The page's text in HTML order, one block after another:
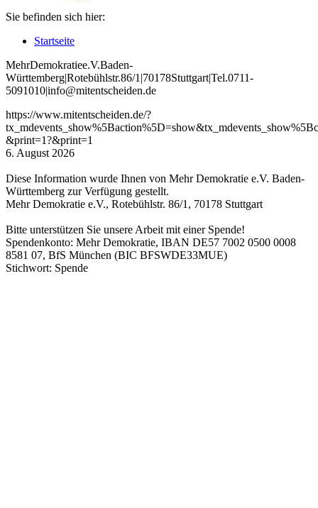
Sie befinden sich hier:
Startseite
MehrDemokratiee.V.Baden-
Württemberg|Rotebühlstr.86/1 |70178Stuttgart|Tel.0711-
5091010|info@mitentscheiden.de
https://www.mitentscheiden.de/?
&print=1?&print=1
6. August 2026
Diese Information wurde Ihnen von Mehr Demokratie e.V. Baden-
Württemberg zur Verfügung gestellt.
Mehr Demokratie e.V., Rotebühlstr. 86/1, 70178 Stuttgart
Bitte unterstützen Sie unsere Arbeit mit einer Spende!
Spendenkonto: Mehr Demokratie, IBAN DE57 7002 0500 0008
8581 07, BfS München (BIC BFSWDE33MUE)
Stichwort: Spende